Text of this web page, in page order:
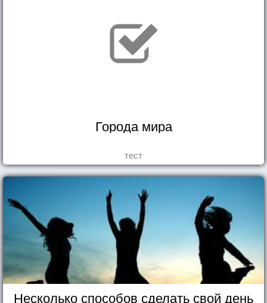
Города мира
тест
Несколько способов сделать свой день